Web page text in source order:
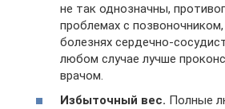
не так однозначны,
проблемах с
болезнях сердечно-
любом случае лучше
врачом.
Избыточный вес. Полные